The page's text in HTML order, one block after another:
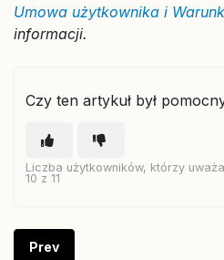
Umowa użytkownika i
informacji.
Czy ten artykuł był
Liczba użytkowników, którzy
10 z 11
Prev